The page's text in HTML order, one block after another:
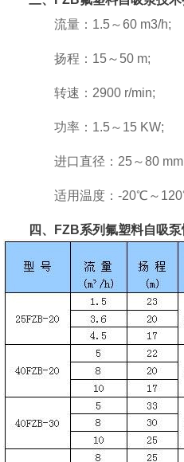
流量：1.5～60 m3/h;
扬程：15～50 m;
转速：2900 r/min;
功率：1.5～15 KW;
进口直径：25～80
适用温度：-20℃～
四、FZB系列氟塑料自吸泵